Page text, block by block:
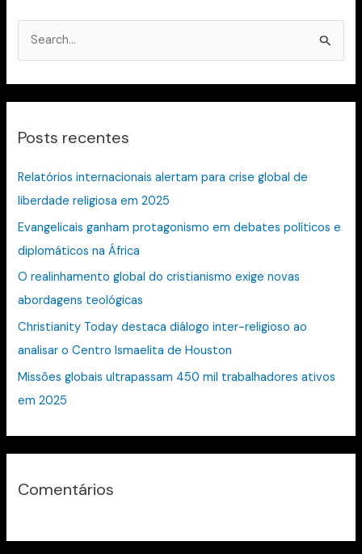
u
s
a
r
p
o
r
:
Posts recentes
Relatórios internacionais alertam para crise global de
liberdade religiosa em 2025
Evangelicais ganham protagonismo em debates políticos e
diplomáticos na África
O realinhamento global do cristianismo exige novas
abordagens teológicas
Christianity Today destaca diálogo inter-religioso ao
analisar o Centro Ismaelita de Houston
Missões globais ultrapassam 450 mil trabalhadores ativos
em 2025
Comentários